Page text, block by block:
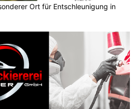
Ort für Entschleunigung in